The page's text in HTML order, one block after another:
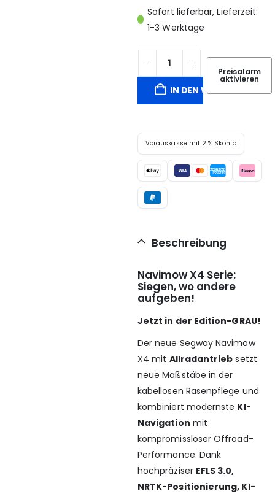
Sofort lieferbar, Lieferzeit:
1-3 Werktage
IN DEN WARENKORB
Preisalarm
aktivieren
Vorauskasse mit 2 % Skonto
Beschreibung
Navimow X4 Serie:
Siegen, wo andere
aufgeben!
Jetzt in der Edition-GRAU!
Der neue Segway Navimow
X4 mit Allradantrieb setzt
neue Maßstäbe in der
kabellosen Rasenpflege und
kombiniert modernste KI-
Navigation mit
kompromissloser Offroad-
Performance. Dank
hochpräziser EFLS 3.0,
NRTK-Positionierung, KI-